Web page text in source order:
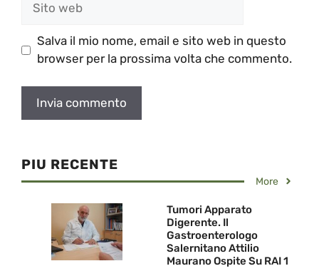
Salva il mio nome, email e sito web in questo
browser per la prossima volta che commento.
PIU RECENTE
More
Tumori Apparato
Digerente. Il
Gastroenterologo
Salernitano Attilio
Maurano Ospite Su RAI 1